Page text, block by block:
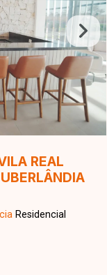
REAL
Residencial